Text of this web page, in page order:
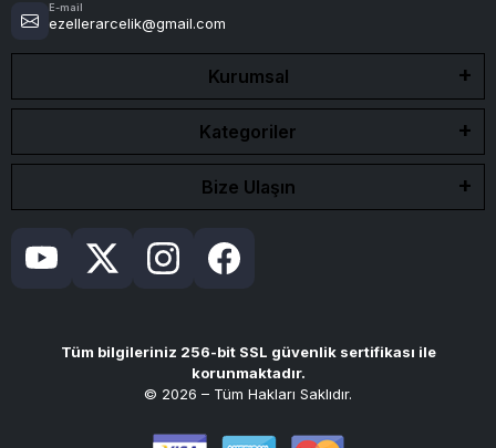
E-mail
ezellerarcelik@gmail.com
Kurumsal
Kategoriler
Bize Ulaşın
Tüm bilgileriniz 256-bit SSL güvenlik sertifikası ile
korunmaktadır.
© 2026 – Tüm Hakları Saklıdır.